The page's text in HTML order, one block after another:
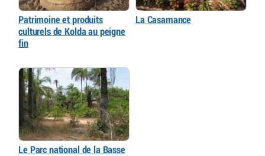
Patrimoine et produits
culturels de Kolda au peigne
fin
La Casamance
Le Parc national de la Basse